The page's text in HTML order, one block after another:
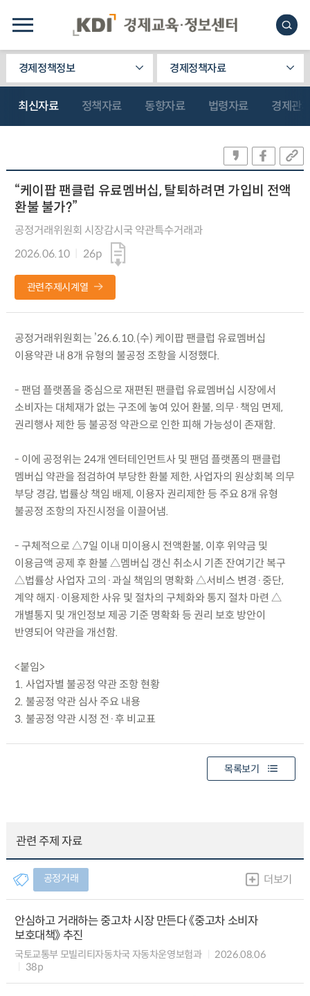
경제정책정보 경제정책자료
최신자료 정책자료 동향자료 법령자료 경제관
“케이팝 팬클럽 유료멤버십, 탈퇴하려면 가입비 전액
환불 불가?”
공정거래위원회 시장감시국 약관특수거래과
2026.06.10
26p
관련주제시계열
공정거래위원회는 ’26.6.10.(수) 케이팝 팬클럽 유료멤버십
이용약관 내 8개 유형의 불공정 조항을 시정했다.
- 팬덤 플랫폼을 중심으로 재편된 팬클럽 유료멤버십 시장에서
소비자는 대체재가 없는 구조에 놓여 있어 환불, 의무·책임 면제,
권리행사 제한 등 불공정 약관으로 인한 피해 가능성이 존재함.
- 이에 공정위는 24개 엔터테인먼트사 및 팬덤 플랫폼의 팬클럽
멤버십 약관을 점검하여 부당한 환불 제한, 사업자의 원상회복 의무
부당 경감, 법률상 책임 배제, 이용자 권리제한 등 주요 8개 유형
불공정 조항의 자진시정을 이끌어냄.
- 구체적으로 △7일 이내 미이용시 전액환불, 이후 위약금 및
이용금액 공제 후 환불 △멤버십 갱신 취소시 기존 잔여기간 복구
△법률상 사업자 고의·과실 책임의 명확화 △서비스 변경·중단,
계약 해지·이용제한 사유 및 절차의 구체화와 통지 절차 마련 △
개별통지 및 개인정보 제공 기준 명확화 등 권리 보호 방안이
반영되어 약관을 개선함.
<붙임>
1. 사업자별 불공정 약관 조항 현황
2. 불공정 약관 심사 주요 내용
3. 불공정 약관 시정 전·후 비교표
목록보기
관련 주제 자료
공정거래 더보기
안심하고 거래하는 중고차 시장 만든다 《중고차 소비자
보호대책》 추진
국토교통부 모빌리티자동차국 자동차운영보험과
2026.08.06
38p